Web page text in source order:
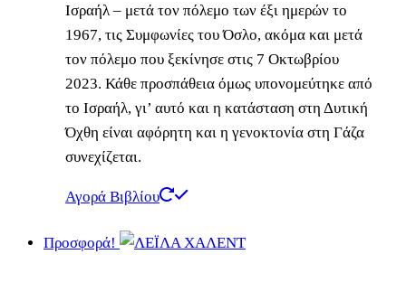
Ισραήλ – μετά τον πόλεμο των έξι ημερών το
1967, τις Συμφωνίες του Όσλο, ακόμα και μετά
τον πόλεμο που ξεκίνησε στις 7 Οκτωβρίου
2023. Κάθε προσπάθεια όμως υπονομεύτηκε από
το Ισραήλ, γι’ αυτό και η κατάσταση στη Δυτική
Όχθη είναι αφόρητη και η γενοκτονία στη Γάζα
συνεχίζεται.
Αγορά Βιβλίου
Προσφορά!